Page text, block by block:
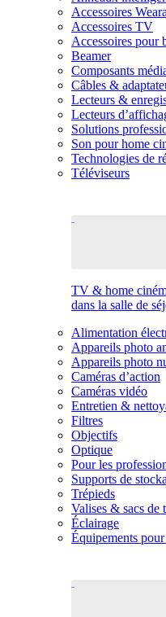
Accessoires
Accessoires TV
Accessoires pour
Beamer
Composants
Câbles &
Lecteurs &
Lecteurs
Solutions
Son pour home
Technologies de
Téléviseurs
TV & home
dans la salle de
Alimentation
Appareils photo
Appareils photo
Caméras d’action
Caméras vidéo
Entretien &
Filtres
Objectifs
Optique
Pour les
Supports de
Trépieds
Valises & sacs de
Éclairage
Équipements